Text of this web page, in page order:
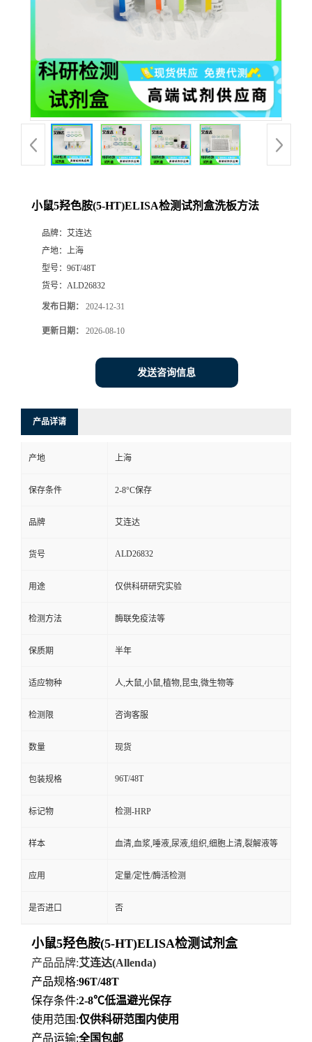
小鼠5羟色胺(5-HT)ELISA检测试剂盒洗板方法
品牌： 艾连达
产地： 上海
型号： 96T/48T
货号： ALD26832
发布日期： 2024-12-31
更新日期： 2026-08-10
发送咨询信息
产品详请
产地 上海
保存条件 2-8°C保存
品牌 艾连达
货号 ALD26832
用途 仅供科研研究实验
检测方法 酶联免疫法等
保质期 半年
适应物种 人,大鼠,小鼠,植物,昆虫,微生物等
检测限 咨询客服
数量 现货
包装规格 96T/48T
标记物 检测-HRP
样本 血清,血浆,唾液,尿液,组织,细胞上清,裂解液等
应用 定量/定性/酶活检测
是否进口 否
小鼠5羟色胺(5-HT)ELISA检测试剂盒
产品品牌:艾连达(Allenda)
产品规格:96T/48T
保存条件:2-8℃低温避光保存
使用范围 :仅供科研范围内使用
产品运输:全国包邮